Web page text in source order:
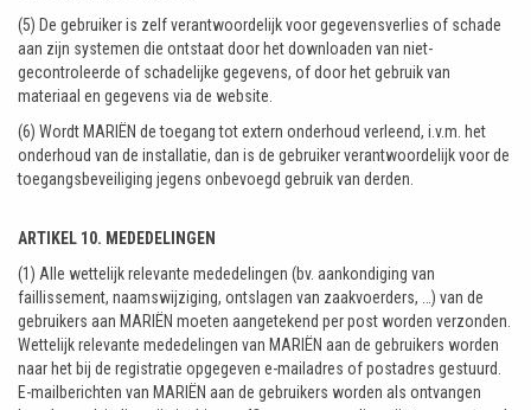
(5) De gebruiker is zelf verantwoordelijk voor gegevensverlies of schade
aan zijn systemen die ontstaat door het downloaden van niet-
gecontroleerde of schadelijke gegevens, of door het gebruik van
materiaal en gegevens via de website.
(6) Wordt MARIËN de toegang tot extern onderhoud verleend, i.v.m. het
onderhoud van de installatie, dan is de gebruiker verantwoordelijk voor de
toegangsbeveiliging jegens onbevoegd gebruik van derden.
ARTIKEL 10. MEDEDELINGEN
(1) Alle wettelijk relevante mededelingen (bv. aankondiging van
faillissement, naamswijziging, ontslagen van zaakvoerders, …) van de
gebruikers aan MARIËN moeten aangetekend per post worden verzonden.
Wettelijk relevante mededelingen van MARIËN aan de gebruikers worden
naar het bij de registratie opgegeven e-mailadres of postadres gestuurd.
E-mailberichten van MARIËN aan de gebruikers worden als ontvangen